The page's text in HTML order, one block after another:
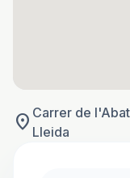
location_on Carrer de
Lleida